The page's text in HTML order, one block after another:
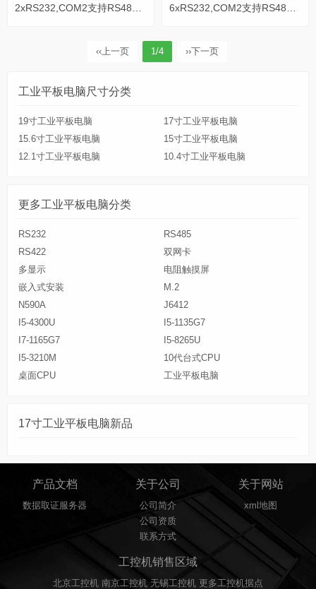
2xRS232,COM2支持RS485/422
6xRS232,COM2支持RS485/422
‹‹上一页 1/4 ››下一页
工业平板电脑尺寸分类
19寸工业平板电脑
17寸工业平板电脑
15.6寸工业平板电脑
15寸工业平板电脑
12.1寸工业平板电脑
10.4寸工业平板电脑
更多工业平板电脑分类
RS232
RS485
RS422
双网卡
多显示
电阻触摸屏
嵌入式安装
M.2
N590A
J6412
I5-4300U
I5-1135G7
I7-1165G7
I5-8265U
I5-3210M
10代台式CPU
桌面CPU
工业平板电脑
17寸工业平板电脑新品
产品文档
数据取证服务器
关于公司
公司简介
公司资质
联系方式
关于网站
xml地图
工控机销售区域
北京工控机 南京工控机 无锡工控机 更多工控机据点